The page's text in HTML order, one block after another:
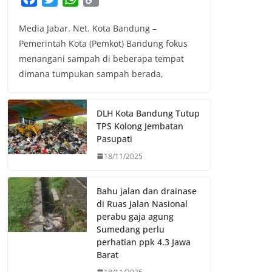
c
e
b
o
k
i
t
t
e
a
t
s
A
p
p
y
L
i
k
Media Jabar. Net. Kota Bandung –
Pemerintah Kota (Pemkot) Bandung fokus
menangani sampah di beberapa tempat
dimana tumpukan sampah berada,
DLH Kota Bandung Tutup
TPS Kolong Jembatan
Pasupati
18/11/2025
Bahu jalan dan drainase
di Ruas Jalan Nasional
perabu gaja agung
Sumedang perlu
perhatian ppk 4.3 Jawa
Barat